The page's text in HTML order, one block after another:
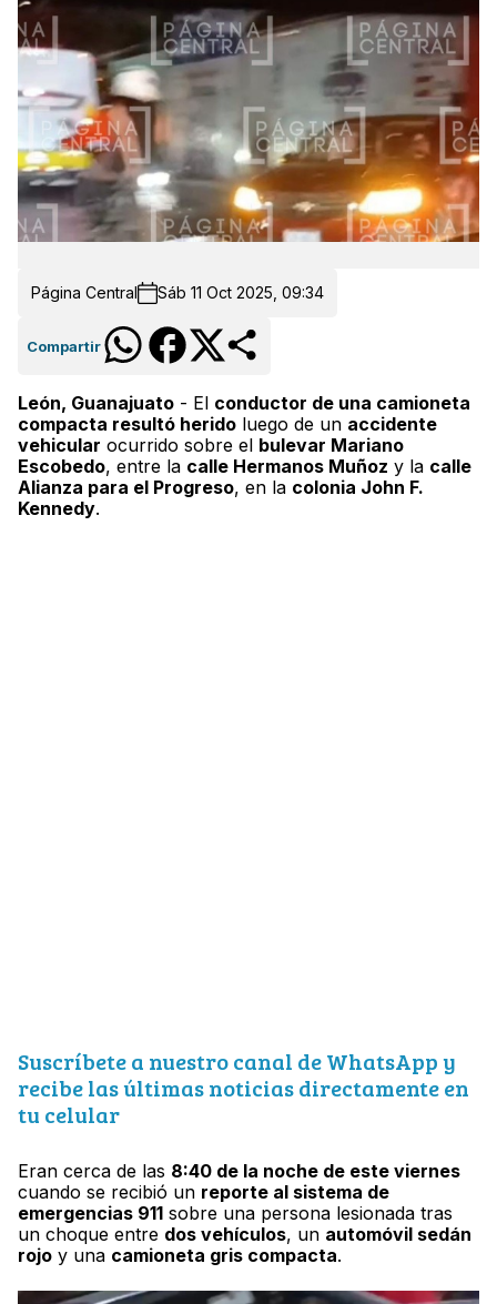
Página Central Sáb 11 Oct 2025, 09:34
Compartir
León, Guanajuato - El conductor de una camioneta
compacta resultó herido luego de un accidente
vehicular ocurrido sobre el bulevar Mariano
Escobedo, entre la calle Hermanos Muñoz y la calle
Alianza para el Progreso, en la colonia John F.
Kennedy.
Suscríbete a nuestro canal de WhatsApp y
recibe las últimas noticias directamente en
tu celular
Eran cerca de las 8:40 de la noche de este viernes
cuando se recibió un reporte al sistema de
emergencias 911 sobre una persona lesionada tras
un choque entre dos vehículos, un automóvil sedán
rojo y una camioneta gris compacta.